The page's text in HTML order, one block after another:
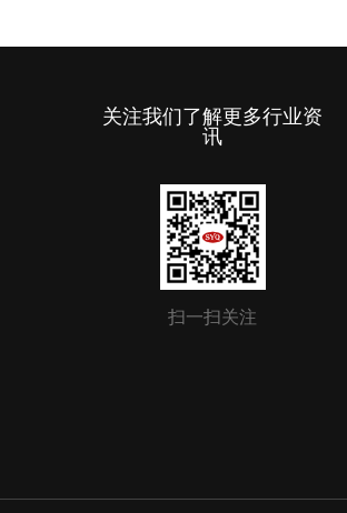
关注我们了解更多行业资
讯
扫一扫关注